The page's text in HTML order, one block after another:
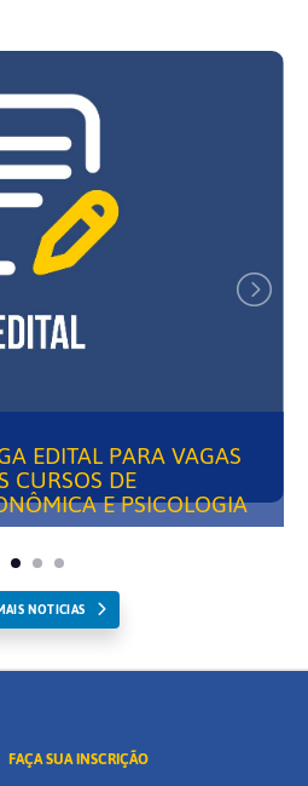
EDITAL PARA VAGAS
CURSOS DE
E PSICOLOGIA
NOTICIAS
FAÇA SUA INSCRIÇÃO